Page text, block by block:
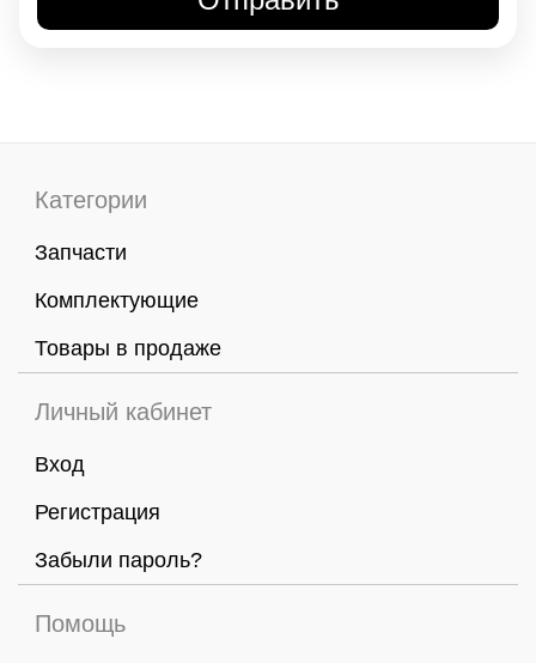
Категории
Запчасти
Комплектующие
Товары в продаже
Личный кабинет
Вход
Регистрация
Забыли пароль?
Помощь